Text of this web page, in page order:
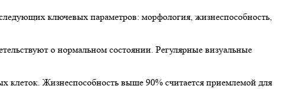
ключевых параметров: морфология, жизнеспособность,
о нормальном состоянии. Регулярные визуальные
клеток. Жизнеспособность выше 90% считается приемлемой для